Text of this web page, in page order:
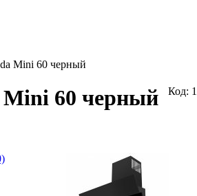
Mini 60 черный
Код:
60 черный